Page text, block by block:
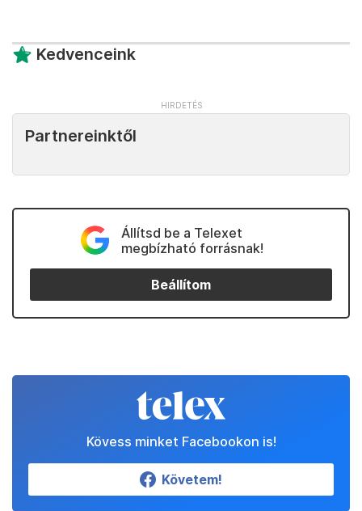
Kedvenceink
Partnereinktől
Állítsd be a Telexet
megbízható forrásnak!
Beállítom
Kövess minket Facebookon is!
Követem!